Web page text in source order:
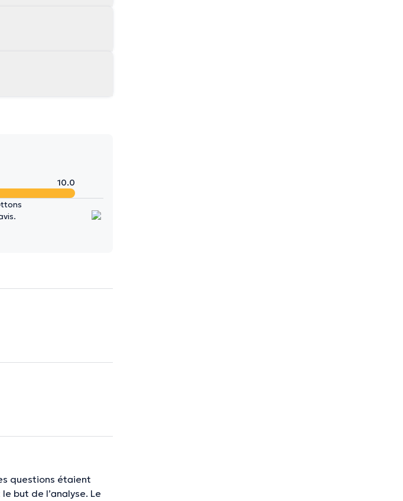
10.0
questions étaient
but de l’analyse. Le